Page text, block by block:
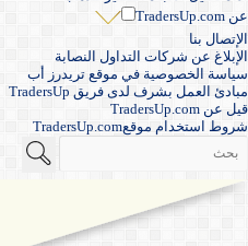
عن TradersUp.com
الإتصال بنا
الإبلاغ عن شركات التداول النصابة
سياسة الخصوصية في موقع تريدرز أب
مبادئ العمل بشرف لدى فريق TradersUp
قيل عن TradersUp.com
شروط استخدام موقعTradersUp.com